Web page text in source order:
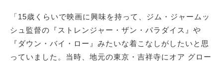
「15歳くらいで映画に興味を持って、ジム・ジャームッ
シュ監督の『ストレンジャー・ザン・パラダイス』や
『ダウン・バイ・ロー』みたいな着こなしがしたいと思
っていました。当時、地元の東京・吉祥寺にオア グロー